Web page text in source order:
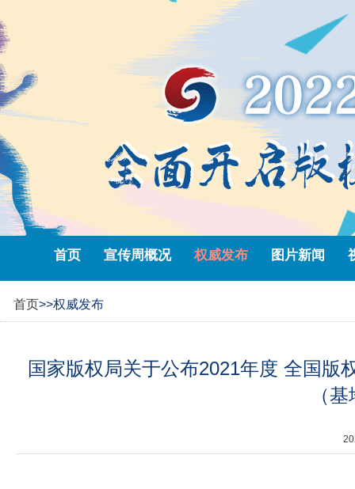
首页 宣传周概况 权威发布 图片新闻
首页>>权威发布
国家版权局关于公布2021年度 全国版
（